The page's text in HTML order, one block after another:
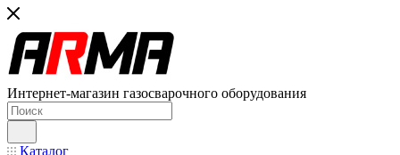
Интернет-магазин газосварочного оборудования
Каталог